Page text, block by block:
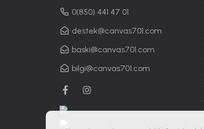
0(850) 441 47 01
destek@canvas701.com
baski@canvas701.com
bilgi@canvas701.com